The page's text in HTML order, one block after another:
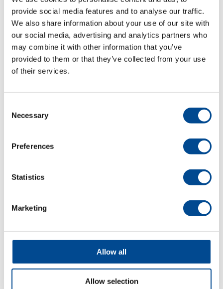
provide social media features and to analyse our traffic.
We also share information about your use of our site with
our social media, advertising and analytics partners who
may combine it with other information that you’ve
provided to them or that they’ve collected from your use
of their services.
Selection
Necessary
Preferences
Statistics
Marketing
Allow all
Allow selection
Hemtextil
Fler maskiner för branschen
Konfektion
Fler maskiner för branschen
Skrädderi/Ateljé/Butik
Fler maskiner för branschen
Detaljer
Primula Perfect PD
S+B
Strykbord med sug/blås
och värme, skorsten 85
cm